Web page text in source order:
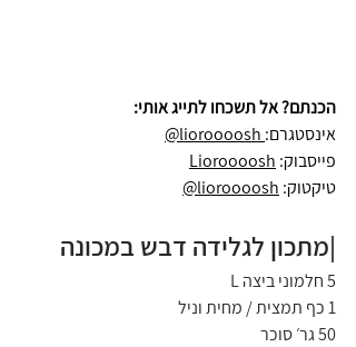
הכנתם? אל תשכחו לתייג אותי:
אינסטגרם:
פייסבוק: Lioroooosh
טיקטוק: lioroooosh@
|מתכון לגלידה דבש במכונה
5 חלמוני ביצה L
1 כף תמצית / מחית וניל
50 גר׳ סוכר